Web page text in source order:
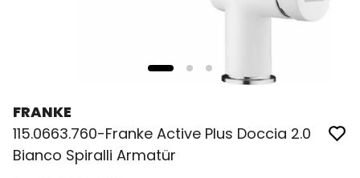
FRANKE
115.0663.760-Franke Active Plus Doccia 2.0
Bianco Spiralli Armatür